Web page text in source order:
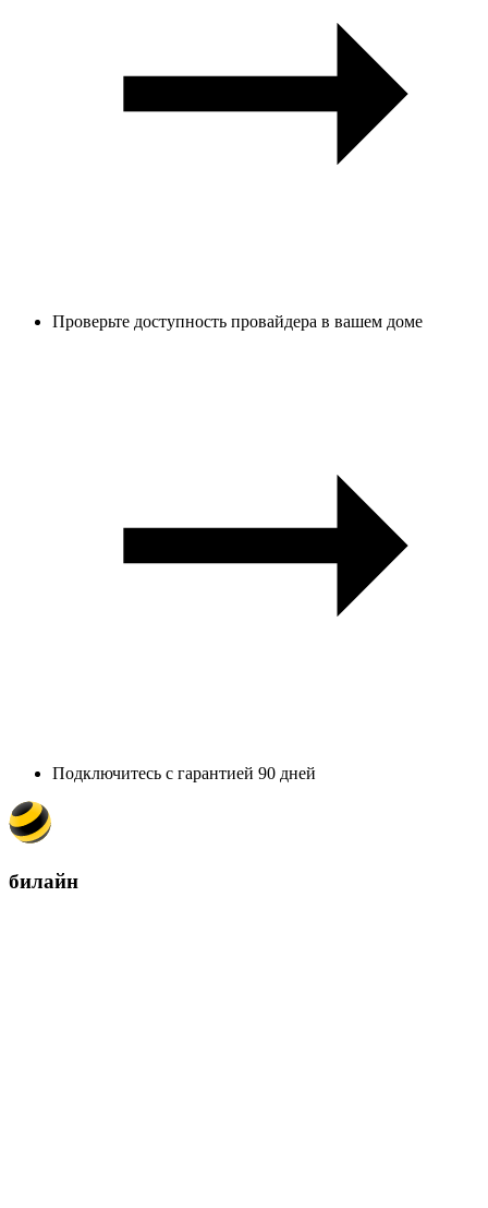
Проверьте доступность провайдера в вашем доме
Подключитесь с гарантией 90 дней
билайн